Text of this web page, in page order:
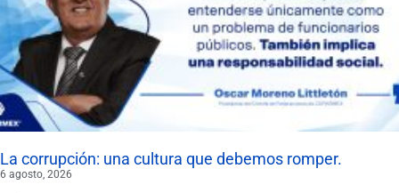
La corrupción: una cultura que debemos romper.
6 agosto, 2026